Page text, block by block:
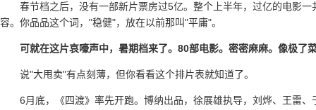
春节档之后，没有一部新片票房过5亿。整个上半年，过亿的电影
容。你品品这个词，"稳健"，放在以前那叫"平庸"。
可就在这片哀嚎声中，暑期档来了。80部电影。密密麻麻。像极了
说"大甩卖"有点刻薄，但你看看这个排片表就知道了。
6月底，《四渡》率先开跑。博纳出品，徐展雄执导，刘烨、王雷